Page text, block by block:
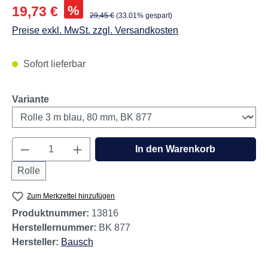
Verkaufspreis:
19,73 € % Regulärer Preis:
29,45 € (33.01% gespart)
Preise exkl. MwSt. zzgl. Versandkosten
Sofort lieferbar
Varianteauswählen
Produkt Anzahl: Gib den gewünschten
Rolle
In den Warenkorb
Zum Merkzettel hinzufügen
Produktnummer: 13816
Herstellernummer: BK 877
Hersteller: Bausch